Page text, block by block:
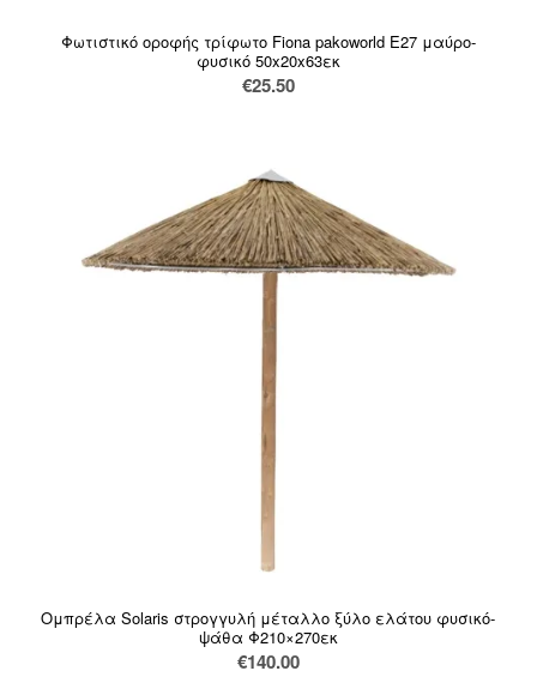
Φωτιστικό οροφής τρίφωτο Fiona pakoworld Ε27 μαύρο-
φυσικό 50x20x63εκ
€25.50
Ομπρέλα Solaris στρογγυλή μέταλλο ξύλο ελάτου φυσικό-
ψάθα Φ210×270εκ
€140.00